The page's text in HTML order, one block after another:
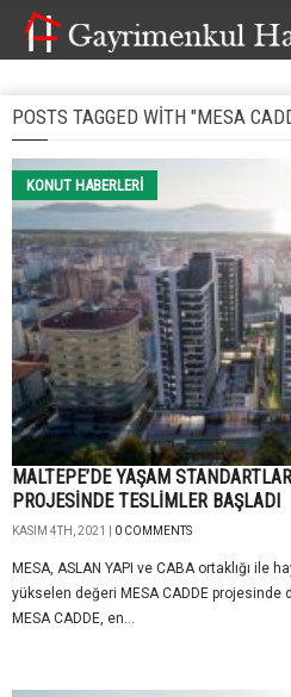
POSTS TAGGED WITH "MESA
KONUT HABERLERI
MALTEPE’DE YAŞAM
PROJESİNDE TESLİMLER BAŞLADI
KASIM 4TH, 2021 | 0 COMMENTS
MESA, ASLAN YAPI ve CABA ortaklığı ile
yükselen değeri MESA CADDE projesinde
MESA CADDE, en...